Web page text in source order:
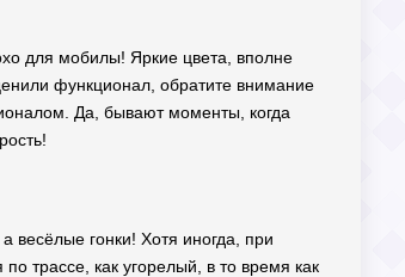
для мобилы! Яркие цвета, вполне
функционал, обратите внимание
Да, бывают моменты, когда
весёлые гонки! Хотя иногда, при
трассе, как угорелый, в то время как